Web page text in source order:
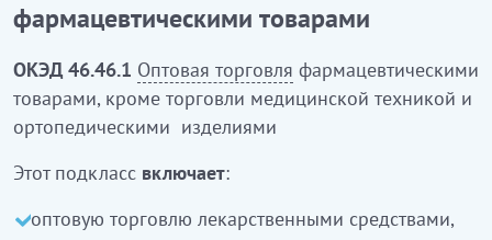
фармацевтическими товарами
ОКЭД 46.46.1 Оптовая торговля фармацевтическими
товарами, кроме торговли медицинской техникой и
ортопедическими изделиями
Этот подкласс включает:
оптовую торговлю лекарственными средствами,